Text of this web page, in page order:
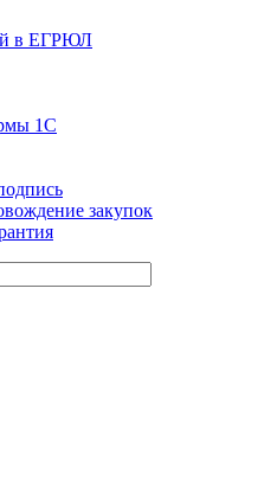
в ЕГРЮЛ
1C
закупок